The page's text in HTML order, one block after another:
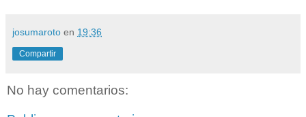
josumaroto en 19:36
Compartir
No hay comentarios: